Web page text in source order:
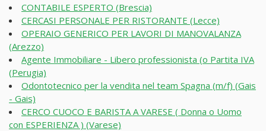
CONTABILE ESPERTO (Brescia)
CERCASI PERSONALE PER RISTORANTE (Lecce)
OPERAIO GENERICO PER LAVORI DI MANOVALANZA
(Arezzo)
Agente Immobiliare - Libero professionista (o Partita IVA
(Perugia)
Odontotecnico per la vendita nel team Spagna (m/f) (Gais
- Gais)
CERCO CUOCO E BARISTA A VARESE ( Donna o Uomo
con ESPERIENZA ) (Varese)